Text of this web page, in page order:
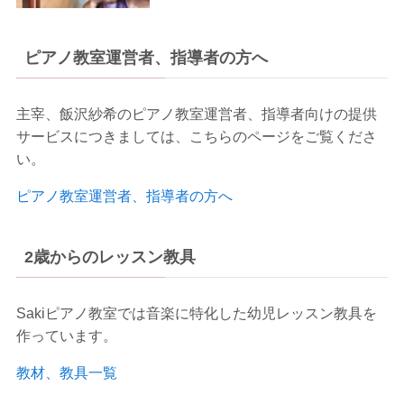
ピアノ教室運営者、指導者の方へ
主宰、飯沢紗希のピアノ教室運営者、指導者向けの提供
サービスにつきましては、こちらのページをご覧くださ
い。
ピアノ教室運営者、指導者の方へ
2歳からのレッスン教具
Sakiピアノ教室では音楽に特化した幼児レッスン教具を
作っています。
教材、教具一覧